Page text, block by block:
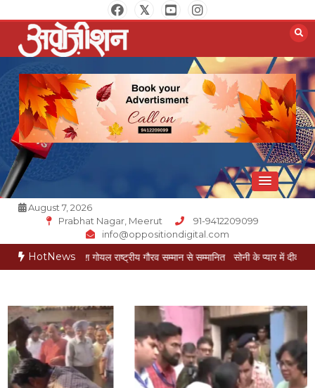
to
content
Opposition Digital
August 7, 2026
Prabhat Nagar, Meerut
91-9412209099
info@oppositiondigital.com
HotNews
मुकेश गोयल राष्ट्रीय गौरव सम्मान से सम्मानित सोनी के प्यार में दीवानी सीता पहुंची मेरठ